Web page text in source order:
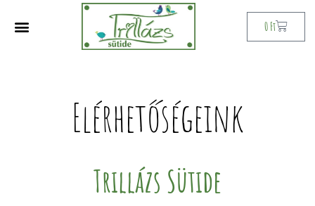
0Ft
Elérhetőségeink
Trillázs Sütide